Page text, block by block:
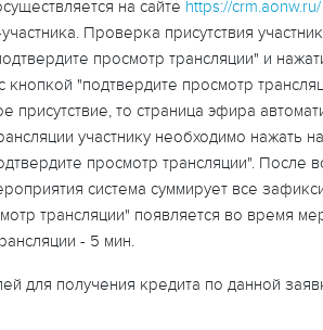
на сайте https://crm.aonw.ru/
Проверка присутствия
просмотр трансляции" и
"подтвердите просмотр
присутствие, то страница эфира
участнику необходимо нажать
просмотр трансляции".
система суммирует все
трансляции" появляется во время
- 5 мин.
для получения кредита по данной